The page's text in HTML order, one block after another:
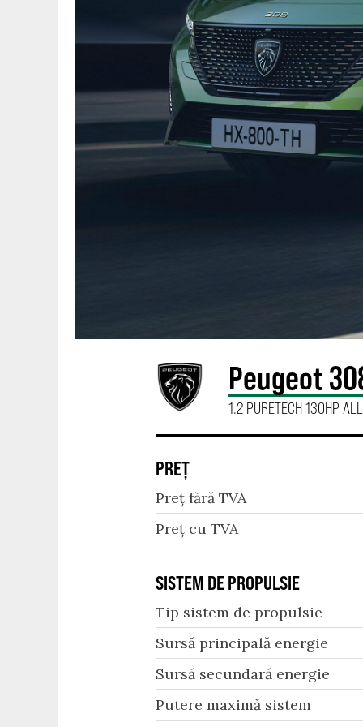
Peugeot
1.2 PURETECH 130HP
PREȚ
Preț fără TVA
Preț cu TVA
SISTEM DE PROPULSIE
Tip sistem de propulsie
Sursă principală energie
Sursă secundară energie
Putere maximă sistem